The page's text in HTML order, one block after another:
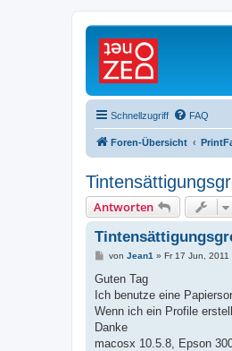
Schnellzugriff FAQ
Foren-Übersicht
Antworten
B
i
r
a
von Jean1 » Fr 17 Jun, 2011
Guten Tag
Ich benutze eine
Wenn ich ein Profile
Danke
macosx 10.5.8, Epson